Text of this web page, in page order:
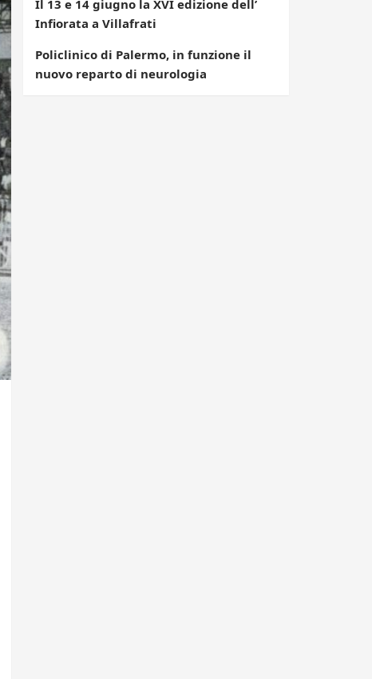
Il 13 e 14 giugno la XVI edizione dell’
Infiorata a Villafrati
Policlinico di Palermo, in funzione il
nuovo reparto di neurologia